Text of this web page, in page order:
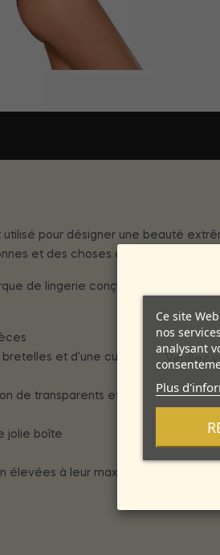
utilisé pour désigner une beauté
et des choses qui se
de lingerie conçue aux USA et
et d'une culotte
de transparents et de lacets
jolie boîte
élevées à leur maximum d'exposant,
Ce site
nos
analysant
Plus
Veuillez